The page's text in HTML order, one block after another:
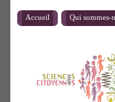
Accueil Qui sommes-